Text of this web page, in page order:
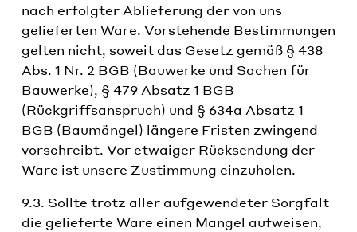
nach erfolgter Ablieferung der von uns
gelieferten Ware. Vorstehende Bestimmungen
gelten nicht, soweit das Gesetz gemäß § 438
Abs. 1 Nr. 2 BGB (Bauwerke und Sachen für
Bauwerke), § 479 Absatz 1 BGB
(Rückgriffsanspruch) und § 634a Absatz 1
BGB (Baumängel) längere Fristen zwingend
vorschreibt. Vor etwaiger Rücksendung der
Ware ist unsere Zustimmung einzuholen.
9.3. Sollte trotz aller aufgewendeter Sorgfalt
die gelieferte Ware einen Mangel aufweisen,